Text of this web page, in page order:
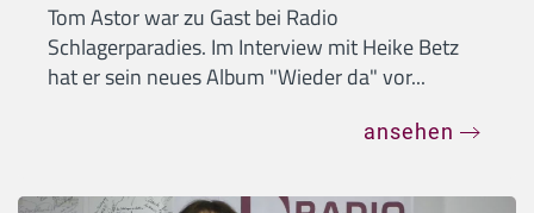
Tom Astor war zu Gast bei Radio
Schlagerparadies. Im Interview mit Heike Betz
hat er sein neues Album "Wieder da" vor...
ansehen